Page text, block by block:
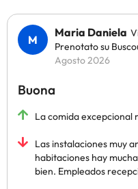
Maria Daniela
Prenotato su
Agosto 2026
Buona
La comida excepcional
Las instalaciones muy
habitaciones hay
bien. Empleados